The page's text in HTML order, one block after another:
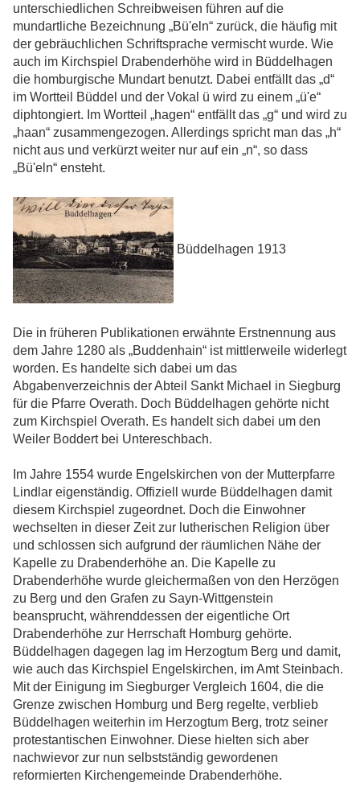
unterschiedlichen Schreibweisen führen auf die
mundartliche Bezeichnung „Bü'eln“ zurück, die häufig mit
der gebräuchlichen Schriftsprache vermischt wurde. Wie
auch im Kirchspiel Drabenderhöhe wird in Büddelhagen
die homburgische Mundart benutzt. Dabei entfällt das „d“
im Wortteil Büddel und der Vokal ü wird zu einem „ü'e“
diphtongiert. Im Wortteil „hagen“ entfällt das „g“ und wird zu
„haan“ zusammengezogen. Allerdings spricht man das „h“
nicht aus und verkürzt weiter nur auf ein „n“, so dass
„Bü'eln“ ensteht.
Büddelhagen 1913
Die in früheren Publikationen erwähnte Erstnennung aus
dem Jahre 1280 als „Buddenhain“ ist mittlerweile widerlegt
worden. Es handelte sich dabei um das
Abgabenverzeichnis der Abteil Sankt Michael in Siegburg
für die Pfarre Overath. Doch Büddelhagen gehörte nicht
zum Kirchspiel Overath. Es handelt sich dabei um den
Weiler Boddert bei Untereschbach.
Im Jahre 1554 wurde Engelskirchen von der Mutterpfarre
Lindlar eigenständig. Offiziell wurde Büddelhagen damit
diesem Kirchspiel zugeordnet. Doch die Einwohner
wechselten in dieser Zeit zur lutherischen Religion über
und schlossen sich aufgrund der räumlichen Nähe der
Kapelle zu Drabenderhöhe an. Die Kapelle zu
Drabenderhöhe wurde gleichermaßen von den Herzögen
zu Berg und den Grafen zu Sayn-Wittgenstein
beansprucht, währenddessen der eigentliche Ort
Drabenderhöhe zur Herrschaft Homburg gehörte.
Büddelhagen dagegen lag im Herzogtum Berg und damit,
wie auch das Kirchspiel Engelskirchen, im Amt Steinbach.
Mit der Einigung im Siegburger Vergleich 1604, die die
Grenze zwischen Homburg und Berg regelte, verblieb
Büddelhagen weiterhin im Herzogtum Berg, trotz seiner
protestantischen Einwohner. Diese hielten sich aber
nachwievor zur nun selbstständig gewordenen
reformierten Kirchengemeinde Drabenderhöhe.